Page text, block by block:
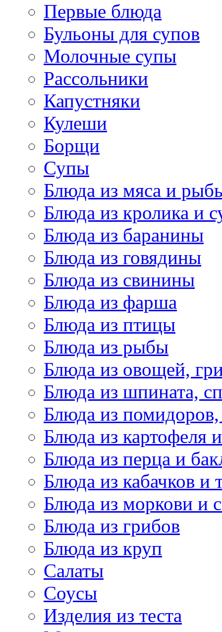
Первые блюда
Бульоны для супов
Молочные супы
Рассольники
Капустняки
Кулеши
Борщи
Супы
Блюда из мяса и
Блюда из кролика и
Блюда из баранины
Блюда из говядины
Блюда из свинины
Блюда из фарша
Блюда из птицы
Блюда из рыбы
Блюда из овощей,
Блюда из шпината,
Блюда из
Блюда из картофеля
Блюда из перца и
Блюда из кабачков и
Блюда из моркови и
Блюда из грибов
Блюда из круп
Салаты
Соусы
Изделия из теста